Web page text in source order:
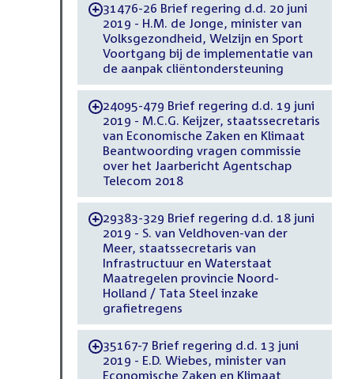
-31476-26 Brief regering d.d. 20 juni
2019 - H.M. de Jonge, minister van
Volksgezondheid, Welzijn en Sport
Voortgang bij de implementatie van
de aanpak cliëntondersteuning
-24095-479 Brief regering d.d. 19 juni
2019 - M.C.G. Keijzer, staatssecretaris
van Economische Zaken en Klimaat
Beantwoording vragen commissie
over het Jaarbericht Agentschap
Telecom 2018
-29383-329 Brief regering d.d. 18 juni
2019 - S. van Veldhoven-van der
Meer, staatssecretaris van
Infrastructuur en Waterstaat
Maatregelen provincie Noord-
Holland / Tata Steel inzake
grafietregens
-35167-7 Brief regering d.d. 13 juni
2019 - E.D. Wiebes, minister van
Economische Zaken en Klimaat